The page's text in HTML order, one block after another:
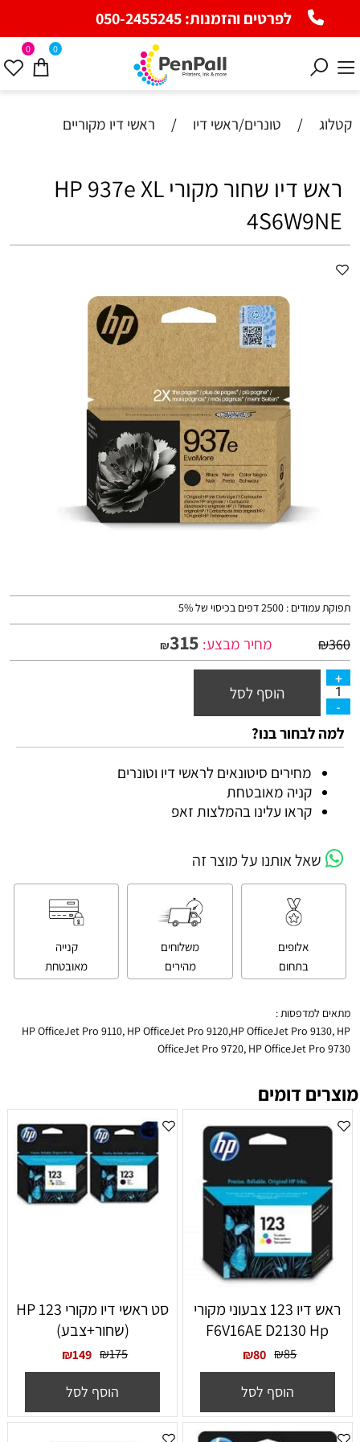
לפרטים והזמנות:050-2455245
0 0
קטלוג / טונרים/ראשי דיו / ראשי דיו מקוריים
ראש דיו שחור מקורי HP 937e XL
4S6W9NE
תפוקת עמודים : 2500 דפים בכיסוי של 5%
₪360 מחיר מבצע: ₪315
הוסף לסל
למה לבחור בנו?
מחירים סיטונאים לראשי דיו וטונרים
קניה מאובטחת
קראו עלינו בהמלצות זאפ
שאל אותנו על מוצר זה
אלופים
בתחום
משלוחים
מהירים
קנייה
מאובטחת
מתאים למדפסות :
HP OfficeJet Pro 9110, HP OfficeJet Pro 9120,HP OfficeJet Pro 9130, HP
OfficeJet Pro 9720, HP OfficeJet Pro 9730
מוצרים דומים
ראש דיו 123 צבעוני מקורי
F6V16AE D2130 Hp
₪85
₪80
הוסף לסל
סט ראשי דיו מקורי HP 123
(שחור+צבע)
₪175
₪149
הוסף לסל